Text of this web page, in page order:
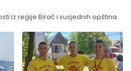
iz regije Birač i susjednih opština.